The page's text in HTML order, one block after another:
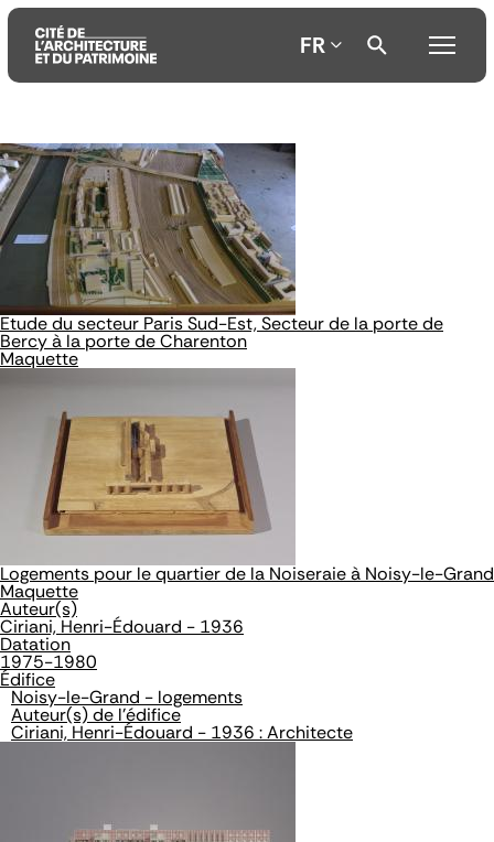
Aller
au
contenu
principal
Aller
au
menu
principal
Aller
à
la
recherche
FR
Etude du secteur Paris Sud-Est, Secteur de la porte de
Bercy à la porte de Charenton
Maquette
Logements pour le quartier de la Noiseraie à Noisy-le-Grand
Maquette
Auteur(s)
Ciriani, Henri-Édouard - 1936
Datation
1975-1980
Édifice
Noisy-le-Grand - logements
Auteur(s) de l'édifice
Ciriani, Henri-Édouard - 1936 : Architecte